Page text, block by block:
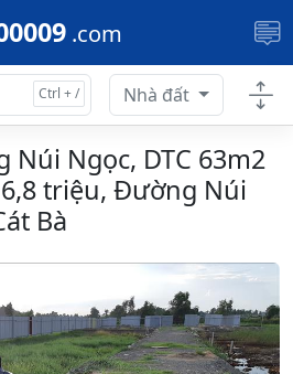
.com
Nhà đất
Núi Ngọc, DTC 63m2
triệu, Đường Núi
Bà